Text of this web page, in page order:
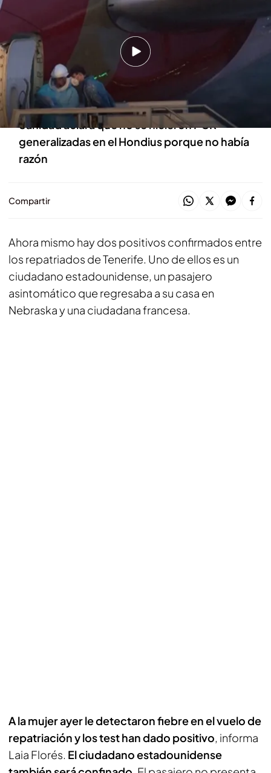
Redacción digital Noticias Cuatro
La ciudada francesa repatriada da positivo en
el avión de regreso mientras que el
estadounidense da positivo leve.
Sanidad aclara que no se hicieron PCR
generalizadas en el Hondius porque no había
razón
Compartir
Ahora mismo hay dos positivos confirmados entre
los repatriados de Tenerife. Uno de ellos es un
ciudadano estadounidense, un pasajero
asintomático que regresaba a su casa en
Nebraska y una ciudadana francesa.
A la mujer ayer le detectaron fiebre en el vuelo de
repatriación y los test han dado positivo, informa
Laia Florés. El ciudadano estadounidense